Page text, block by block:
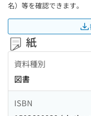
名）等を確認できます。
紙
資料種別
図書
ISBN